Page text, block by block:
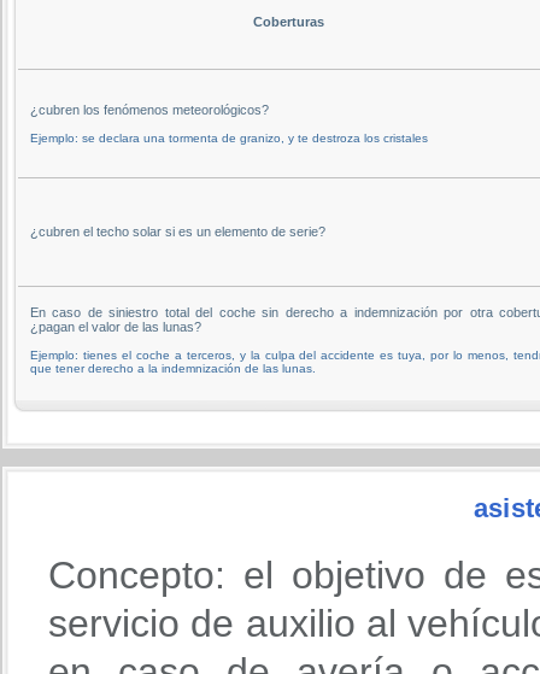
Coberturas
¿cubren los fenómenos meteorológicos?
Ejemplo: se declara una tormenta de granizo, y te destroza los cristales
¿cubren el techo solar si es un elemento de serie?
En caso de siniestro total del coche sin derecho a indemnización por otra
¿pagan el valor de las lunas?
Ejemplo: tienes el coche a terceros, y la culpa del accidente es tuya, por lo menos,
que tener derecho a la indemnización de las lunas.
Concepto: el objetivo de
servicio de auxilio al